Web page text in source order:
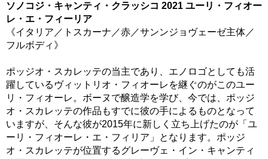
ソノコジ・キャンティ・クラッシコ 2021 ユーリ・フィオー
レ・エ・フィーリア
《イタリア／トスカーナ／赤／サンンジョヴェーゼ主体／
フルボディ》
ポッジオ・スカレッテの当主であり、エノロゴとしても活
躍しているヴィットリオ・フィオーレを継ぐのがこのユー
リ・フィオーレ。ボーヌで醸造学を学び、今では、ポッジ
オ・スカレッテの作品もすでに彼の手によるものとなって
いますが、そんな彼が2015年に新しく立ち上げたのが「ユ
ーリ・フィオーレ・エ・フィリア」となります。ポッジ
オ・スカレッテが位置するグレーヴェ・イン・キャンティ